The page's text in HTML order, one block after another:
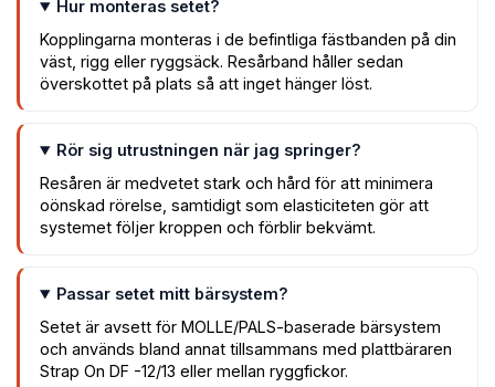
Hur monteras setet?
Kopplingarna monteras i de befintliga fästbanden på din
väst, rigg eller ryggsäck. Resårband håller sedan
överskottet på plats så att inget hänger löst.
Rör sig utrustningen när jag springer?
Resåren är medvetet stark och hård för att minimera
oönskad rörelse, samtidigt som elasticiteten gör att
systemet följer kroppen och förblir bekvämt.
Passar setet mitt bärsystem?
Setet är avsett för MOLLE/PALS-baserade bärsystem
och används bland annat tillsammans med plattbäraren
Strap On DF -12/13 eller mellan ryggfickor.